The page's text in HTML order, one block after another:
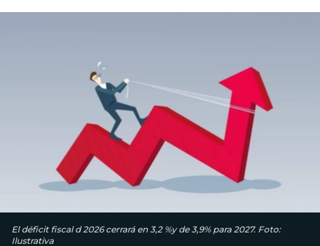
El déficit fiscal d 2026 cerrará en 3,2 %y de 3,9% para 2027. Foto:
Ilustrativa